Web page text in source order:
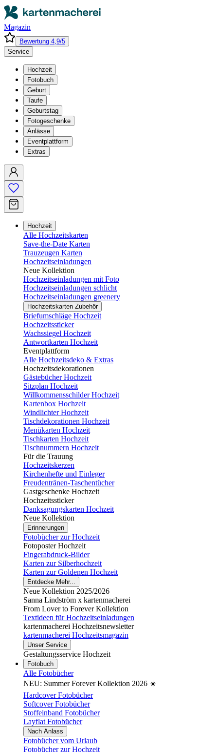
Magazin
Bewertung 4,9/5
Service
Hochzeit
Fotobuch
Geburt
Taufe
Geburtstag
Fotogeschenke
Anlässe
Eventplattform
Extras
Hochzeit
Alle Hochzeitskarten
Save-the-Date Karten
Trauzeugen Karten
Hochzeitseinladungen
Neue Kollektion
Hochzeitseinladungen mit Foto
Hochzeitseinladungen schlicht
Hochzeitseinladungen greenery
Hochzeitskarten Zubehör
Briefumschläge Hochzeit
Hochzeitssticker
Wachssiegel Hochzeit
Antwortkarten Hochzeit
Eventplattform
Alle Hochzeitsdeko & Extras
Hochzeitsdekorationen
Gästebücher Hochzeit
Sitzplan Hochzeit
Willkommensschilder Hochzeit
Kartenbox Hochzeit
Windlichter Hochzeit
Tischdekorationen Hochzeit
Menükarten Hochzeit
Tischkarten Hochzeit
Tischnummern Hochzeit
Für die Trauung
Hochzeitskerzen
Kirchenhefte und Einleger
Freudentränen-Taschentücher
Gastgeschenke Hochzeit
Hochzeitssticker
Danksagungskarten Hochzeit
Neue Kollektion
Erinnerungen
Fotobücher zur Hochzeit
Fotoposter Hochzeit
Fingerabdruck-Bilder
Karten zur Silberhochzeit
Karten zur Goldenen Hochzeit
Entdecke Mehr...
Neue Kollektion 2025/2026
Sanna Lindström x kartenmacherei
From Lover to Forever Kollektion
Textideen für Hochzeitseinladungen
kartenmacherei Hochzeitsnewsletter
kartenmacherei Hochzeitsmagazin
Unser Service
Gestaltungsservice Hochzeit
Fotobuch
Alle Fotobücher
NEU: Summer Forever Kollektion 2026 ☀️
Hardcover Fotobücher
Softcover Fotobücher
Stoffeinband Fotobücher
Layflat Fotobücher
Nach Anlass
Fotobücher vom Urlaub
Fotobücher zur Hochzeit